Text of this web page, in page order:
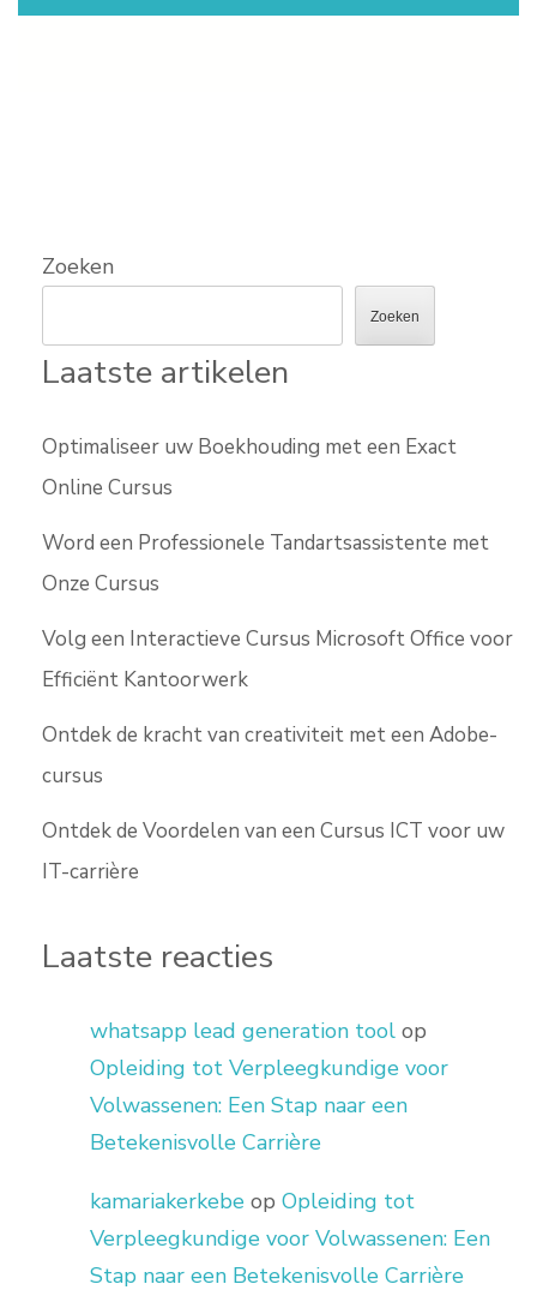
Zoeken
Zoeken
Laatste artikelen
Optimaliseer uw Boekhouding met een Exact
Online Cursus
Word een Professionele Tandartsassistente met
Onze Cursus
Volg een Interactieve Cursus Microsoft Office voor
Efficiënt Kantoorwerk
Ontdek de kracht van creativiteit met een Adobe-
cursus
Ontdek de Voordelen van een Cursus ICT voor uw
IT-carrière
Laatste reacties
whatsapp lead generation tool op
Opleiding tot Verpleegkundige voor
Volwassenen: Een Stap naar een
Betekenisvolle Carrière
kamariakerkebe op Opleiding tot
Verpleegkundige voor Volwassenen: Een
Stap naar een Betekenisvolle Carrière